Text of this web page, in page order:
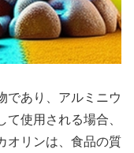
であり、アルミニウ
使用される場合、
オリンは、食品の質